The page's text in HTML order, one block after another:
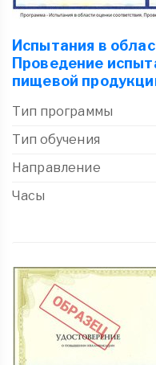
Испытания в
Проведение
пищевой
Тип программы
Тип обучения
Направление
Часы